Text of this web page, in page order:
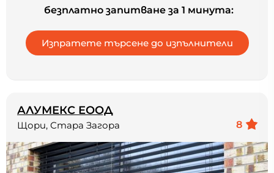
безплатно запитване за 1 минута:
АЛУМЕКС ЕООД
8
Щори, Стара Загора